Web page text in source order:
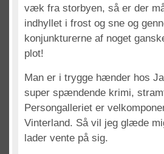
væk fra storbyen, så er der
indhyllet i frost og sne og
konjunkturerne af noget
plot!
Man er i trygge hænder hos
super spændende krimi,
Persongalleriet er
Vinterland. Så vil jeg glæde
lader vente på sig.